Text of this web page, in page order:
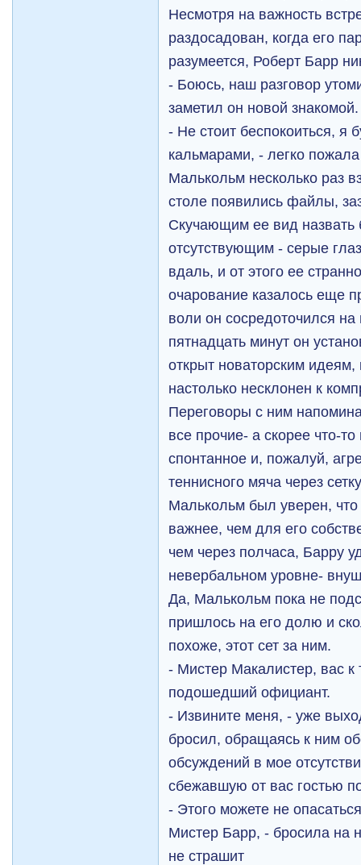
Несмотря на важность
раздосадован, когда его
разумеется, Роберт Барр
- Боюсь, наш разговор
заметил он новой знакомой.
- Не стоит беспокоиться, я
кальмарами, - легко
Малькольм несколько раз
столе появились файлы,
Скучающим ее вид назвать
отсутствующим - серые
вдаль, и от этого ее
очарование казалось еще
воли он сосредоточился
пятнадцать минут он
открыт новаторским
настолько несклонен к
Переговоры с ним
все прочие- а скорее что-
спонтанное и, пожалуй,
теннисного мяча через
Малькольм был уверен,
важнее, чем для его
чем через полчаса, Барру
невербальном уровне-
Да, Малькольм пока не
пришлось на его долю и
похоже, этот сет за ним.
- Мистер Макалистер, вас
подошедший официант.
- Извините меня, - уже
бросил, обращаясь к ним
обсуждений в мое
сбежавшую от вас гостью
- Этого можете не
Мистер Барр, - бросила на
не страшит